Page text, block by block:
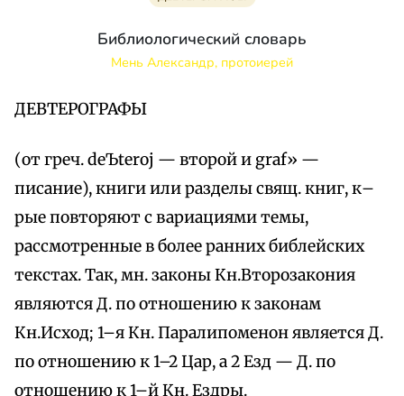
Библиологический словарь
Мень Александр, протоиерей
ДЕВТЕРОГРАФЫ
(от греч. deЪteroj — второй и graf» —
писание), книги или разделы свящ. книг, к–
рые повторяют с вариациями темы,
рассмотренные в более ранних библейских
текстах. Так, мн. законы Кн.Второзакония
являются Д. по отношению к законам
Кн.Исход; 1–я Кн. Паралипоменон является Д.
по отношению к 1–2 Цар, а 2 Езд — Д. по
отношению к 1–й Кн. Ездры.